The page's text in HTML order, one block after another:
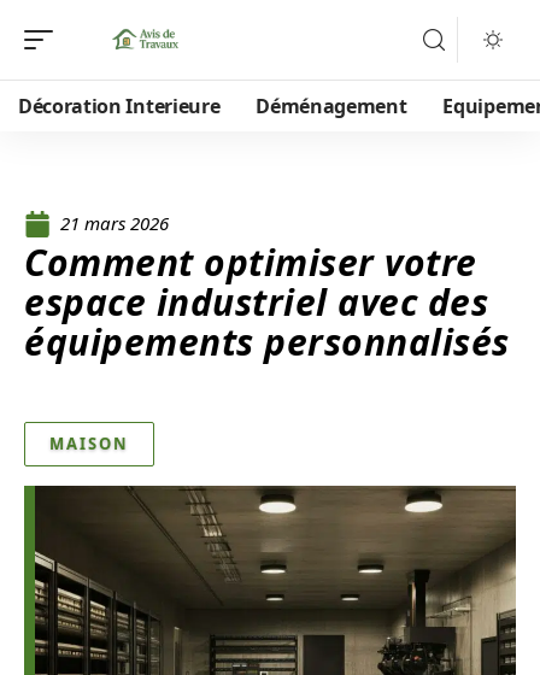
Décoration Interieure Déménagement
21 mars 2026
Comment optimiser votre
espace industriel avec des
équipements personnalisés
MAISON